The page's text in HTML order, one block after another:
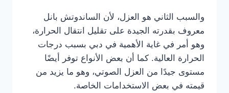
والسبب الثاني هو العزل، لأن الساندوتش بانل
معروف بقدرته الجيدة على تقليل انتقال الحرارة،
وهو أمر في غاية الأهمية في دبي بسبب درجات
الحرارة العالية. كما أن بعض الأنواع توفر أيضًا
مستوى جيدًا من العزل الصوتي، وهو ما يزيد من
قيمته في بعض الاستخدامات الخاصة.